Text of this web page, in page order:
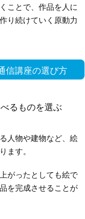
ことで、作品を人に
り続けていく原動力
信講座の選び方
るものを選ぶ
人物や建物など、絵
ます。
がったとしても絵で
を完成させることが